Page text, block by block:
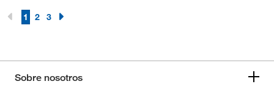
1 2 3
Sobre nosotros